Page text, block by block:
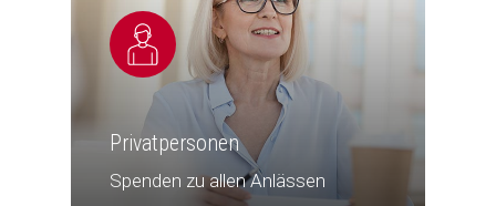
Privatpersonen
Spenden zu allen Anlässen